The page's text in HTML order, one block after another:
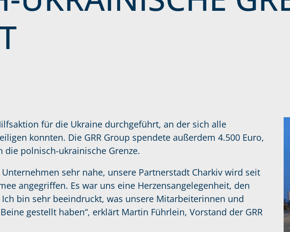
für die Ukraine durchgeführt, an der sich alle
konnten. Die GRR Group spendete außerdem 4.500 Euro,
polnisch-ukrainische Grenze.
sehr nahe, unsere Partnerstadt Charkiv wird seit
angegriffen. Es war uns eine Herzensangelegenheit, den
bin sehr beeindruckt, was unsere Mitarbeiterinnen und
gestellt haben“, erklärt Martin Führlein, Vorstand der GRR